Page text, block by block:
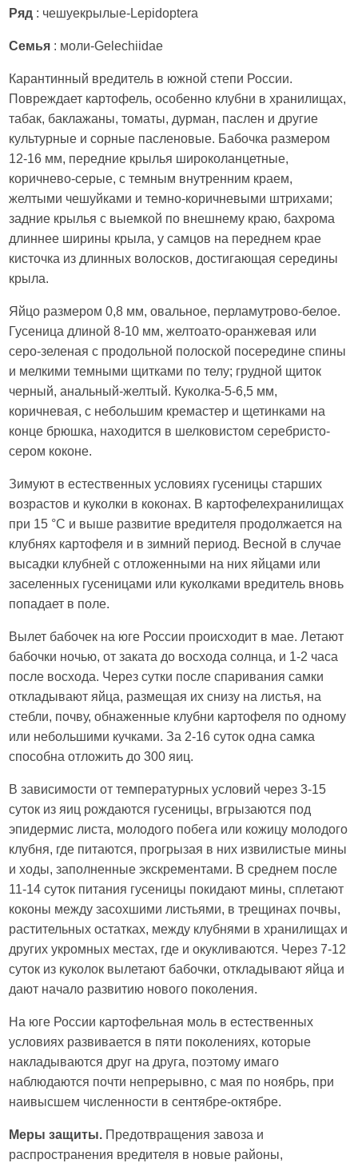
Ряд : чешуекрылые-Lepidoptera
Семья : моли-Gelechiidae
Карантинный вредитель в южной степи России.
Повреждает картофель, особенно клубни в хранилищах,
табак, баклажаны, томаты, дурман, паслен и другие
культурные и сорные пасленовые. Бабочка размером
12-16 мм, передние крылья широколанцетные,
коричнево-серые, с темным внутренним краем,
желтыми чешуйками и темно-коричневыми штрихами;
задние крылья с выемкой по внешнему краю, бахрома
длиннее ширины крыла, у самцов на переднем крае
кисточка из длинных волосков, достигающая середины
крыла.
Яйцо размером 0,8 мм, овальное, перламутрово-белое.
Гусеница длиной 8-10 мм, желтоато-оранжевая или
серо-зеленая с продольной полоской посередине спины
и мелкими темными щитками по телу; грудной щиток
черный, анальный-желтый. Куколка-5-6,5 мм,
коричневая, с небольшим кремастер и щетинками на
конце брюшка, находится в шелковистом серебристо-
сером коконе.
Зимуют в естественных условиях гусеницы старших
возрастов и куколки в коконах. В картофелехранилищах
при 15 °С и выше развитие вредителя продолжается на
клубнях картофеля и в зимний период. Весной в случае
высадки клубней с отложенными на них яйцами или
заселенных гусеницами или куколками вредитель вновь
попадает в поле.
Вылет бабочек на юге России происходит в мае. Летают
бабочки ночью, от заката до восхода солнца, и 1-2 часа
после восхода. Через сутки после спаривания самки
откладывают яйца, размещая их снизу на листья, на
стебли, почву, обнаженные клубни картофеля по одному
или небольшими кучками. За 2-16 суток одна самка
способна отложить до 300 яиц.
В зависимости от температурных условий через 3-15
суток из яиц рождаются гусеницы, вгрызаются под
эпидермис листа, молодого побега или кожицу молодого
клубня, где питаются, прогрызая в них извилистые мины
и ходы, заполненные экскрементами. В среднем после
11-14 суток питания гусеницы покидают мины, сплетают
коконы между засохшими листьями, в трещинах почвы,
растительных остатках, между клубнями в хранилищах и
других укромных местах, где и окукливаются. Через 7-12
суток из куколок вылетают бабочки, откладывают яйца и
дают начало развитию нового поколения.
На юге России картофельная моль в естественных
условиях развивается в пяти поколениях, которые
накладываются друг на друга, поэтому имаго
наблюдаются почти непрерывно, с мая по ноябрь, при
наивысшем численности в сентябре-октябре.
Меры защиты. Предотвращения завоза и
распространения вредителя в новые районы,